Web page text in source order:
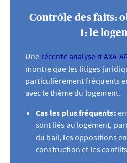
Contrôle des faits:
1: le
Une récente analyse d’AXA-
montre que les litiges
particulièrement fréquents
avec le thème du logement.
Cas les plus fréquents:
sont liés au logement,
du bail, les oppositions
construction et les